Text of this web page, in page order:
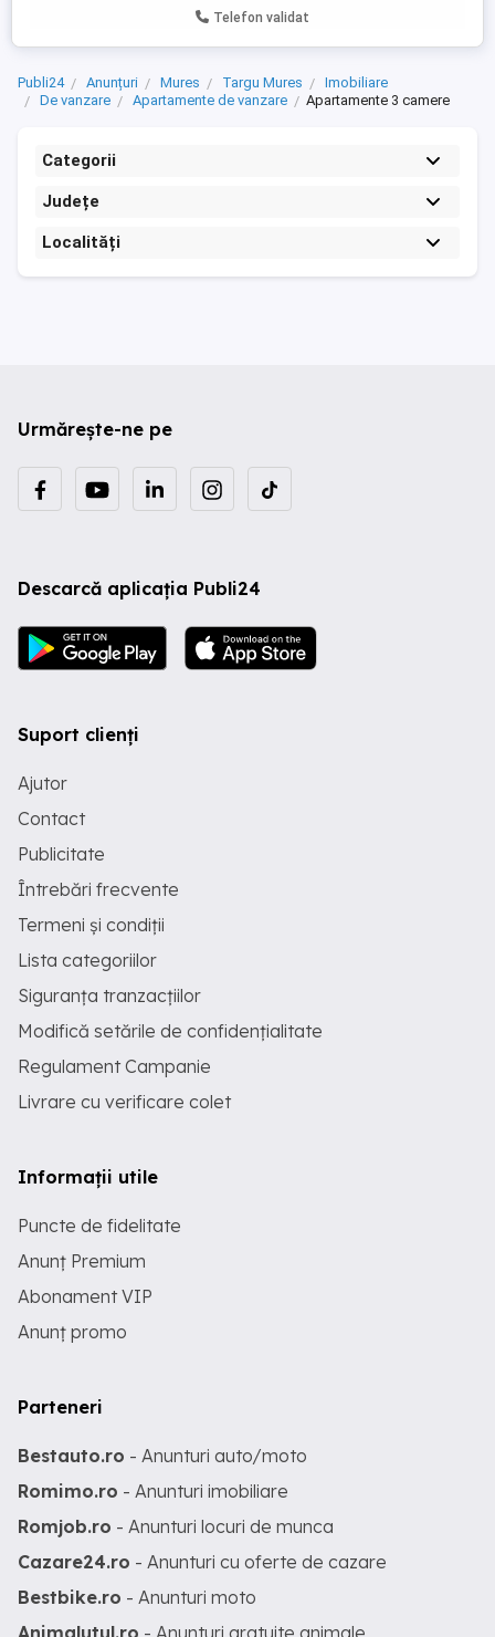
Telefon validat
Publi24 Anunțuri Mures Targu Mures
Imobiliare
De vanzare
Apartamente de vanzare Apartamente 3 camere
Categorii
Județe
Localități
Urmărește-ne pe
Descarcă aplicația Publi24
Suport clienți
Ajutor
Contact
Publicitate
Întrebări frecvente
Termeni și condiții
Lista categoriilor
Siguranța tranzacțiilor
Modifică setările de confidențialitate
Regulament Campanie
Livrare cu verificare colet
Informații utile
Puncte de fidelitate
Anunț Premium
Abonament VIP
Anunț promo
Parteneri
Bestauto.ro - Anunturi auto/moto
Romimo.ro - Anunturi imobiliare
Romjob.ro - Anunturi locuri de munca
Cazare24.ro - Anunturi cu oferte de cazare
Bestbike.ro - Anunturi moto
Animalutul.ro - Anunturi gratuite animale